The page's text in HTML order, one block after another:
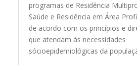
programas de Residência
Saúde e Residência em Área
de acordo com os princípios e
que atendam às necessidades
sócioepidemiológicas da